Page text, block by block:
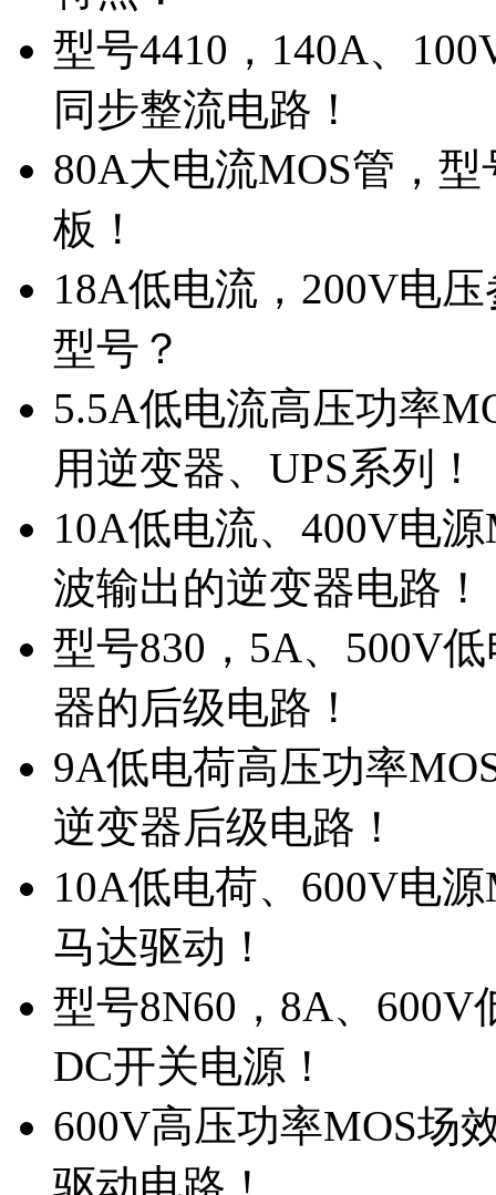
型号4410，140A、
同步整流电路！
80A大电流MOS管，
板！
18A低电流，200V电
型号？
5.5A低电流高压功率
用逆变器、UPS系列！
10A低电流、400V电
波输出的逆变器电路！
型号830，5A、500V
器的后级电路！
9A低电荷高压功率
逆变器后级电路！
10A低电荷、600V电
马达驱动！
型号8N60，8A、
DC开关电源！
600V高压功率MOS场